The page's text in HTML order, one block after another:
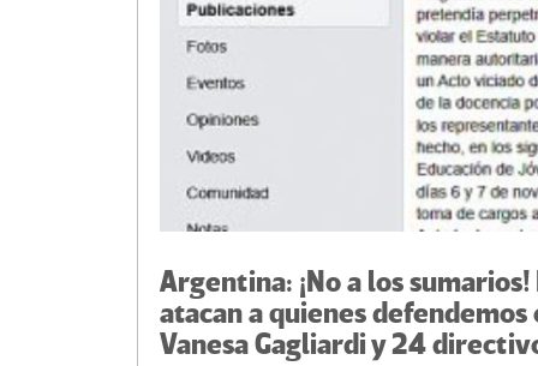
Argentina: ¡No a los
atacan a quienes
Vanesa Gagliardi y 24